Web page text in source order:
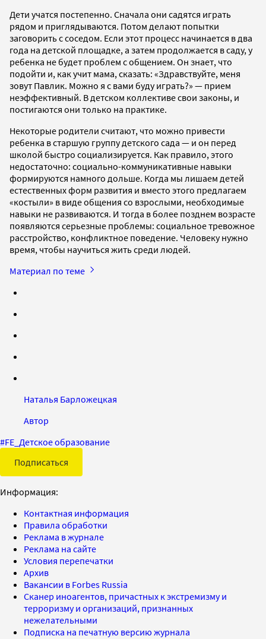
Дети учатся постепенно. Сначала они садятся играть
рядом и приглядываются. Потом делают попытки
заговорить с соседом. Если этот процесс начинается в два
года на детской площадке, а затем продолжается в саду, у
ребенка не будет проблем с общением. Он знает, что
подойти и, как учит мама, сказать: «Здравствуйте, меня
зовут Павлик. Можно я с вами буду играть?» — прием
неэффективный. В детском коллективе свои законы, и
постигаются они только на практике.
Некоторые родители считают, что можно привести
ребенка в старшую группу детского сада — и он перед
школой быстро социализируется. Как правило, этого
недостаточно: социально-коммуникативные навыки
формируются намного дольше. Когда мы лишаем детей
естественных форм развития и вместо этого предлагаем
«костыли» в виде общения со взрослыми, необходимые
навыки не развиваются. И тогда в более позднем возрасте
появляются серьезные проблемы: социальное тревожное
расстройство, конфликтное поведение. Человеку нужно
время, чтобы научиться жить среди людей.
Материал по теме
Наталья Барложецкая
Автор
#FE_Детское образование
Подписаться
Информация:
Контактная информация
Правила обработки
Реклама в журнале
Реклама на сайте
Условия перепечатки
Архив
Вакансии в Forbes Russia
Сканер иноагентов, причастных к экстремизму и
терроризму и организаций, признанных
нежелательными
Подписка на печатную версию журнала